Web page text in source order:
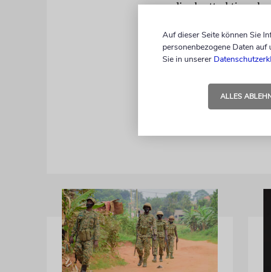
die als attraktiv
den Blick zu
Wohltätige
Beteiligten«. - Die
School im US-Staat
Auf dieser Seite können Sie
personenbezogene Daten
Sie in unserer
ALLES